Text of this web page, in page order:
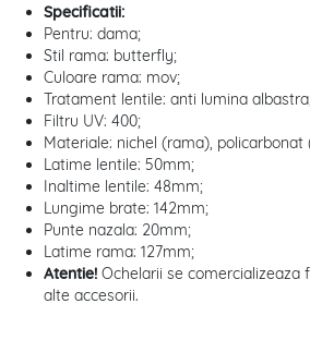
Specificatii:
Pentru: dama;
Stil rama: butterfly;
Culoare rama: mov;
Tratament lentile: anti lumina albastra;
Filtru UV: 400;
Materiale: nichel (rama), policarbonat
Latime lentile: 50mm;
Inaltime lentile: 48mm;
Lungime brate: 142mm;
Punte nazala: 20mm;
Latime rama: 127mm;
Atentie! Ochelarii se comercializeaza
alte accesorii.